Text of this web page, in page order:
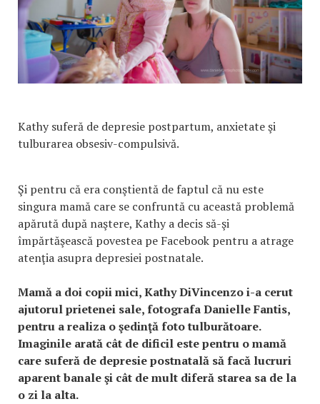
Kathy suferă de depresie postpartum, anxietate şi
tulburarea obsesiv-compulsivă.
Şi pentru că era conştientă de faptul că nu este
singura mamă care se confruntă cu această problemă
apărută după naştere, Kathy a decis să-şi
împărtăşească povestea pe Facebook pentru a atrage
atenţia asupra depresiei postnatale.
Mamă a doi copii mici, Kathy DiVincenzo i-a cerut
ajutorul prietenei sale, fotografa Danielle Fantis,
pentru a realiza o şedinţă foto tulburătoare.
Imaginile arată cât de dificil este pentru o mamă
care suferă de depresie postnatală să facă lucruri
aparent banale şi cât de mult diferă starea sa de la
o zi la alta.